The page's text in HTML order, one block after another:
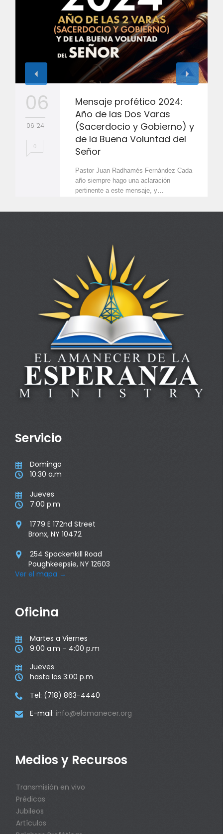
06
06 '24
0
Mensaje profético 2024:
Año de las Dos Varas
(Sacerdocio y Gobierno) y
de la Buena Voluntad del
Señor
Pastor Juan Radhamés Fernández Cada
año siempre hago una aclaración
pertinente a este mensaje, y…
Servicio
 Domingo
 10:30 a.m
 Jueves
 7:00 p.m

1779 E 172nd Street
Bronx, NY 10472

254 Spackenkill Road
Poughkeepsie, NY 12603
Ver el mapa →
Oficina
 Martes a Viernes
 9:00 a.m – 4:00 p.m
 Jueves
 hasta las 3:00 p.m
 Tel: (718) 863-4440
 E-mail: info@elamanecer.org
Medios y Recursos
Transmisión en vivo
Prédicas
Jubileos
Artículos